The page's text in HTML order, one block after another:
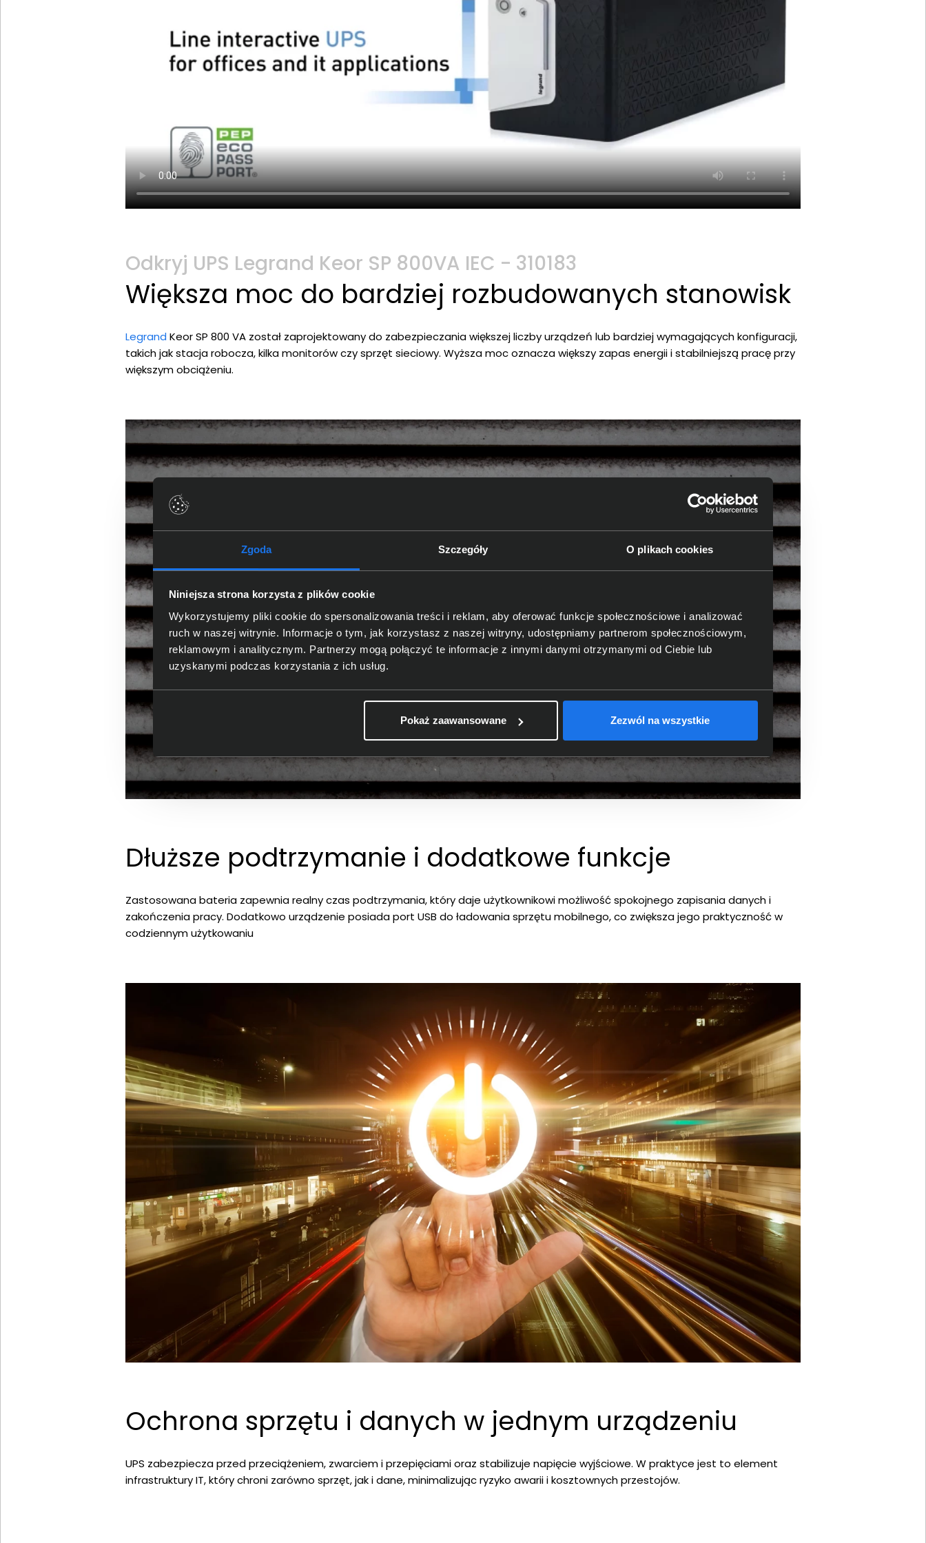
Zgoda Szczegóły O plikach cookies
Niniejsza strona korzysta z plików cookie
Wykorzystujemy pliki cookie do spersonalizowania treści i reklam, aby oferować funkcje społecznościowe i analizować
ruch w naszej witrynie. Informacje o tym, jak korzystasz z naszej witryny, udostępniamy partnerom społecznościowym,
reklamowym i analitycznym. Partnerzy mogą połączyć te informacje z innymi danymi otrzymanymi od Ciebie lub
uzyskanymi podczas korzystania z ich usług.
Pokaż zaawansowane Zezwól na wszystkie
Odkryj UPS Legrand Keor SP 800VA IEC - 310183
Większa moc do bardziej rozbudowanych stanowisk
Legrand Keor SP 800 VA został zaprojektowany do zabezpieczania większej liczby urządzeń lub bardziej wymagających konfiguracji,
takich jak stacja robocza, kilka monitorów czy sprzęt sieciowy. Wyższa moc oznacza większy zapas energii i stabilniejszą pracę przy
większym obciążeniu.
Dłuższe podtrzymanie i dodatkowe funkcje
Zastosowana bateria zapewnia realny czas podtrzymania, który daje użytkownikowi możliwość spokojnego zapisania danych i
zakończenia pracy. Dodatkowo urządzenie posiada port USB do ładowania sprzętu mobilnego, co zwiększa jego praktyczność w
codziennym użytkowaniu
Ochrona sprzętu i danych w jednym urządzeniu
UPS zabezpiecza przed przeciążeniem, zwarciem i przepięciami oraz stabilizuje napięcie wyjściowe. W praktyce jest to element
infrastruktury IT, który chroni zarówno sprzęt, jak i dane, minimalizując ryzyko awarii i kosztownych przestojów.